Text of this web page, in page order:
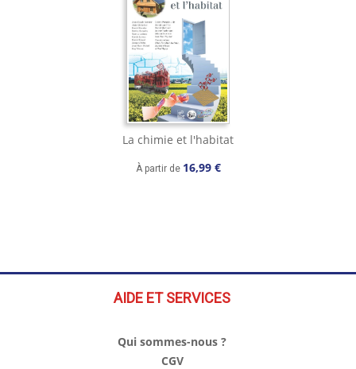
La chimie et l'habitat
À partir de 16,99 €
AIDE ET SERVICES
Qui sommes-nous ?
CGV